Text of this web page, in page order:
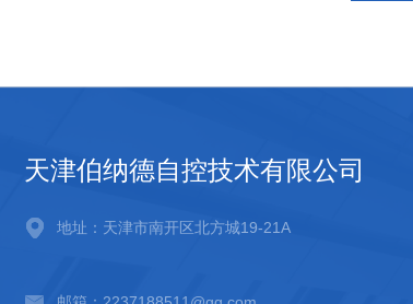
天津伯纳德自控技术有限公司
地址：天津市南开区北方城19-21A